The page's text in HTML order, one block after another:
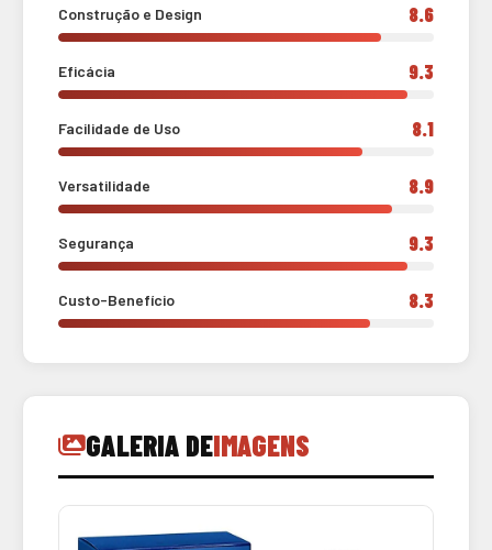
Construção e Design 8.6
Eficácia 9.3
Facilidade de Uso 8.1
Versatilidade 8.9
Segurança 9.3
Custo-Benefício 8.3
GALERIA DEIMAGENS